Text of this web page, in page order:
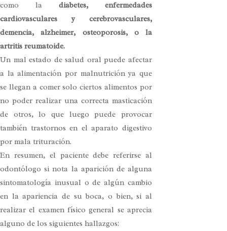
como la diabetes, enfermedades
cardiovasculares y cerebrovasculares,
demencia, alzheimer, osteoporosis, o la
artritis reumatoide.
Un mal estado de salud oral puede afectar
a la alimentación por malnutrición ya que
se llegan a comer solo ciertos alimentos por
no poder realizar una correcta masticación
de otros, lo que luego puede provocar
también trastornos en el aparato digestivo
por mala trituración.
En resumen, el paciente debe referirse al
odontólogo si nota la aparición de alguna
sintomatología inusual o de algún cambio
en la apariencia de su boca, o bien, si al
realizar el examen físico general se aprecia
alguno de los siguientes hallazgos: